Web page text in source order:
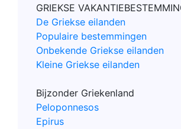
GRIEKSE
De Griekse eilanden
Populaire bestemmingen
Onbekende Griekse eilanden
Kleine Griekse eilanden
Bijzonder Griekenland
Peloponnesos
Epirus